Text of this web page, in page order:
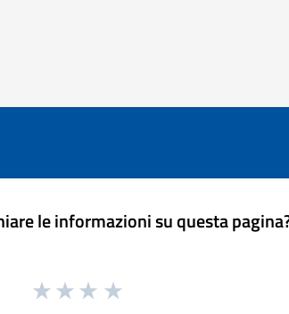
le informazioni su questa